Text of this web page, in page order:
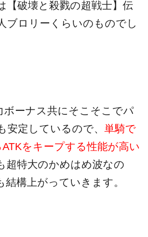
【破壊と殺戮の超戦士】伝
ブロリーくらいのものでし
ボーナス共にそこそこでパ
安定しているので、単騎で
ATKをキープする性能が高い
超特大のかめはめ波なの
結構上がっていきます。